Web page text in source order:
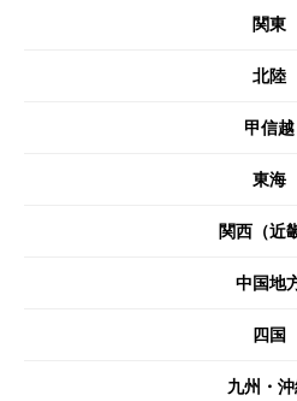
関東
北陸
甲信越
東海
関西（近
中国地
四国
九州・